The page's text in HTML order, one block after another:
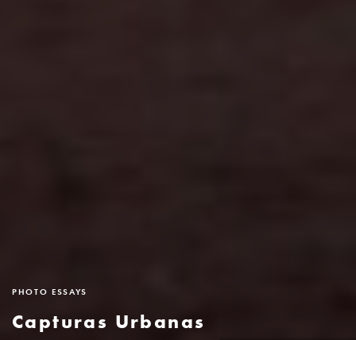
PHOTO ESSAYS
Capturas Urbanas